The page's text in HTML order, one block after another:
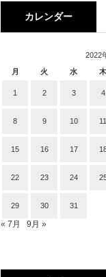
カレンダー
2022
月
火 水 木
1 2 3 4
8 9 10 11
15 16 17
22 23 24
29 30 31
« 7月 9月 »